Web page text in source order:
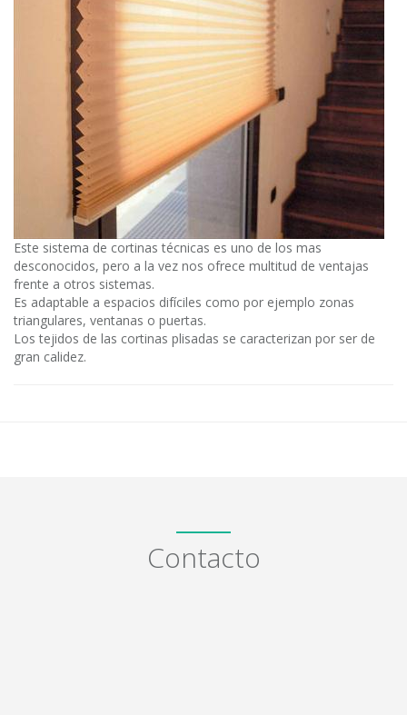
Este sistema de cortinas técnicas es uno de los mas
desconocidos, pero a la vez nos ofrece multitud de ventajas
frente a otros sistemas.
Es adaptable a espacios difíciles como por ejemplo zonas
triangulares, ventanas o puertas.
Los tejidos de las cortinas plisadas se caracterizan por ser de
gran calidez.
Contacto